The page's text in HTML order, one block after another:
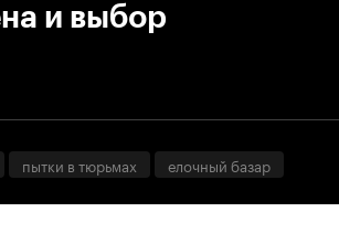
и выбор
пытки в тюрьмах елочный базар